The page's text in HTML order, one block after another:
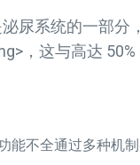
尿系统的一部分
，这与高达
能不全通过多种机